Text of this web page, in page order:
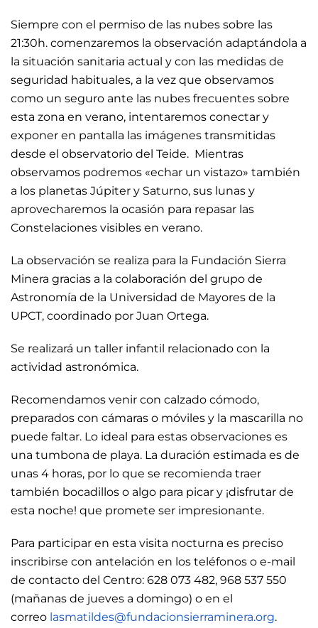
Siempre con el permiso de las nubes sobre las
21:30h. comenzaremos la observación adaptándola a
la situación sanitaria actual y con las medidas de
seguridad habituales, a la vez que observamos
como un seguro ante las nubes frecuentes sobre
esta zona en verano, intentaremos conectar y
exponer en pantalla las imágenes transmitidas
desde el observatorio del Teide. Mientras
observamos podremos «echar un vistazo» también
a los planetas Júpiter y Saturno, sus lunas y
aprovecharemos la ocasión para repasar las
Constelaciones visibles en verano.
La observación se realiza para la Fundación Sierra
Minera gracias a la colaboración del grupo de
Astronomía de la Universidad de Mayores de la
UPCT, coordinado por Juan Ortega.
Se realizará un taller infantil relacionado con la
actividad astronómica.
Recomendamos venir con calzado cómodo,
preparados con cámaras o móviles y la mascarilla no
puede faltar. Lo ideal para estas observaciones es
una tumbona de playa. La duración estimada es de
unas 4 horas, por lo que se recomienda traer
también bocadillos o algo para picar y ¡disfrutar de
esta noche! que promete ser impresionante.
Para participar en esta visita nocturna es preciso
inscribirse con antelación en los teléfonos o e-mail
de contacto del Centro: 628 073 482, 968 537 550
(mañanas de jueves a domingo) o en el
correo lasmatildes@fundacionsierraminera.org.